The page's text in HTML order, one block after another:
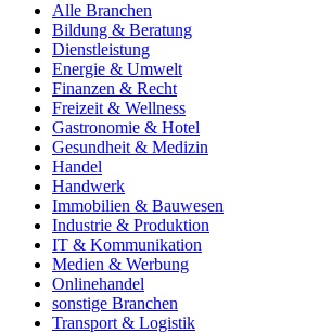
Alle Branchen
Bildung & Beratung
Dienstleistung
Energie & Umwelt
Finanzen & Recht
Freizeit & Wellness
Gastronomie & Hotel
Gesundheit & Medizin
Handel
Handwerk
Immobilien & Bauwesen
Industrie & Produktion
IT & Kommunikation
Medien & Werbung
Onlinehandel
sonstige Branchen
Transport & Logistik